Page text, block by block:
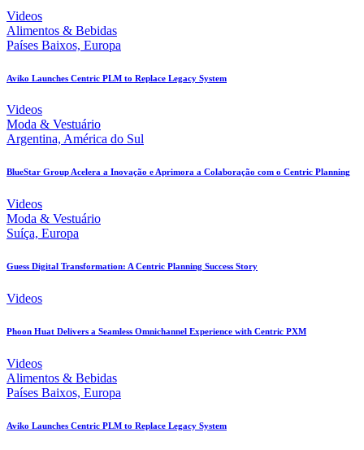
Videos
Alimentos & Bebidas
Países Baixos, Europa
Aviko Launches Centric PLM to Replace Legacy System
Videos
Moda & Vestuário
Argentina, América do Sul
BlueStar Group Acelera a Inovação e Aprimora a Colaboração com o Centric Planning
Videos
Moda & Vestuário
Suíça, Europa
Guess Digital Transformation: A Centric Planning Success Story
Videos
Phoon Huat Delivers a Seamless Omnichannel Experience with Centric PXM
Videos
Alimentos & Bebidas
Países Baixos, Europa
Aviko Launches Centric PLM to Replace Legacy System